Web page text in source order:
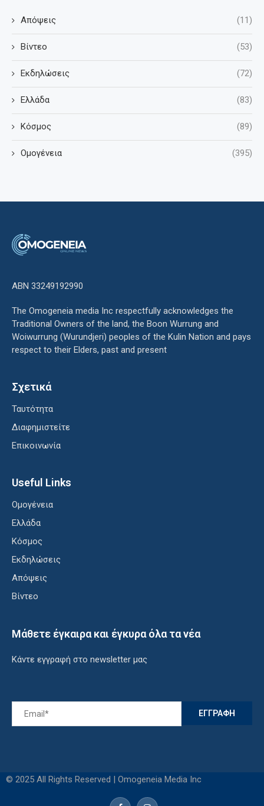
Απόψεις (11)
Βίντεο (53)
Εκδηλώσεις (72)
Ελλάδα (83)
Κόσμος (89)
Ομογένεια (395)
ΑΒΝ 33249192990
The Omogeneia media Inc respectfully acknowledges the
Traditional Owners of the land, the Boon Wurrung and
Woiwurrung (Wurundjeri) peoples of the Kulin Nation and pays
respect to their Elders, past and present
Σχετικά
Ταυτότητα
Διαφημιστείτε
Επικοινωνία
Useful Links
Ομογένεια
Ελλάδα
Κόσμος
Εκδηλώσεις
Απόψεις
Βίντεο
Μάθετε έγκαιρα και έγκυρα όλα τα νέα
Κάντε εγγραφή στο newsletter μας
© 2025 All Rights Reserved | Omogeneia Media Inc